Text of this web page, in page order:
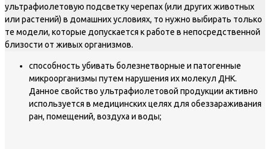
ультрафиолетовую подсветку черепах (или других животных
или растений) в домашних условиях, то нужно выбирать только
те модели, которые допускается к работе в непосредственной
близости от живых организмов.
способность убивать болезнетворные и патогенные
микроорганизмы путем нарушения их молекул ДНК.
Данное свойство ультрафиолетовой продукции активно
используется в медицинских целях для обеззараживания
ран, помещений, воздуха и воды;